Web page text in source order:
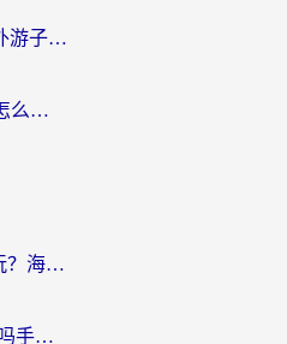
斧牛和加速喵好用吗？海外游子的真实选择困境
马来西亚留学生回国VPN怎么选？3个避坑点+1款实测好用的加速器推荐
Sky光·遇在国外怎么加速玩？海外党亲测有效的国服游戏加速指南
在欧洲能玩天下-异兽山海吗手游？海外玩家的加速器生存指南